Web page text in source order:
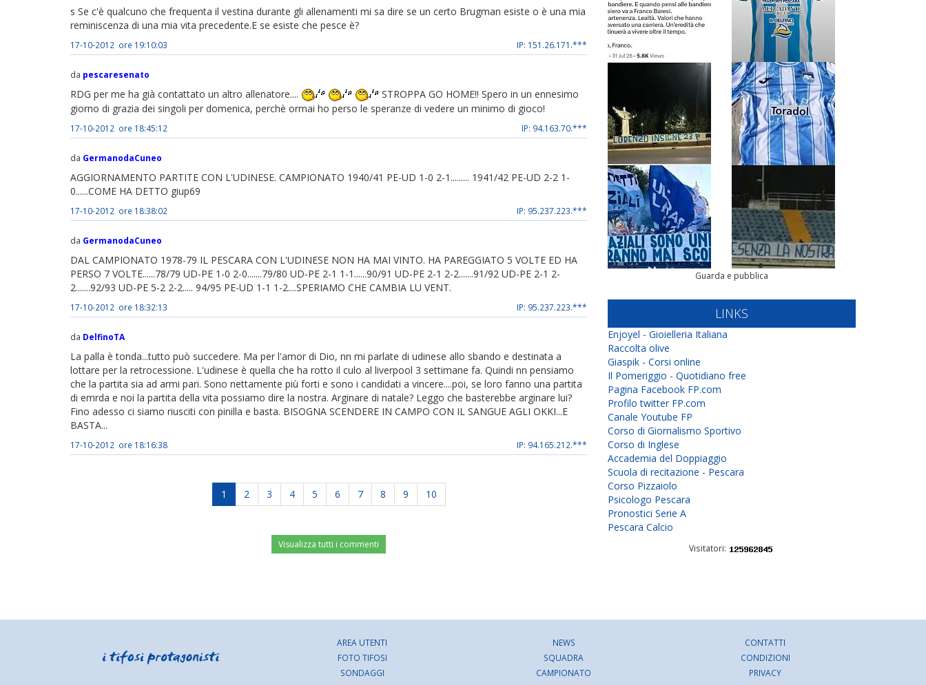
s Se c'è qualcuno che frequenta il vestina durante gli allenamenti mi sa dire se un certo Brugman esiste o è una mia
reminiscenza di una mia vita precedente.E se esiste che pesce è?
17-10-2012 ore 19:10:03 IP: 151.26.171.***
da pescaresenato
RDG per me ha già contattato un altro allenatore....
STROPPA GO HOME!! Spero in un ennesimo
giorno di grazia dei singoli per domenica, perchè ormai ho perso le speranze di vedere un minimo di gioco!
17-10-2012 ore 18:45:12 IP: 94.163.70.***
da GermanodaCuneo
AGGIORNAMENTO PARTITE CON L'UDINESE. CAMPIONATO 1940/41 PE-UD 1-0 2-1......... 1941/42 PE-UD 2-2 1-
0......COME HA DETTO giup69
17-10-2012 ore 18:38:02 IP: 95.237.223.***
da GermanodaCuneo
DAL CAMPIONATO 1978-79 IL PESCARA CON L'UDINESE NON HA MAI VINTO. HA PAREGGIATO 5 VOLTE ED HA
PERSO 7 VOLTE......78/79 UD-PE 1-0 2-0.......79/80 UD-PE 2-1 1-1......90/91 UD-PE 2-1 2-2.......91/92 UD-PE 2-1 2-
2.......92/93 UD-PE 5-2 2-2..... 94/95 PE-UD 1-1 1-2....SPERIAMO CHE CAMBIA LU VENT.
17-10-2012 ore 18:32:13 IP: 95.237.223.***
da DelfinoTA
La palla è tonda...tutto può succedere. Ma per l'amor di Dio, nn mi parlate di udinese allo sbando e destinata a
lottare per la retrocessione. L'udinese è quella che ha rotto il culo al liverpool 3 settimane fa. Quindi nn pensiamo
che la partita sia ad armi pari. Sono nettamente più forti e sono i candidati a vincere....poi, se loro fanno una partita
di emrda e noi la partita della vita possiamo dire la nostra. Arginare di natale? Leggo che basterebbe arginare lui?
Fino adesso ci siamo riusciti con pinilla e basta. BISOGNA SCENDERE IN CAMPO CON IL SANGUE AGLI OKKI...E
BASTA...
17-10-2012 ore 18:16:38 IP: 94.165.212.***
1 2 3 4 5 6 7 8 9 10
Visualizza tutti i commenti
Guarda e pubblica
LINKS
Enjoyel - Gioielleria Italiana
Raccolta olive
Giaspik - Corsi online
Il Pomeriggio - Quotidiano free
Pagina Facebook FP.com
Profilo twitter FP.com
Canale Youtube FP
Corso di Giornalismo Sportivo
Corso di Inglese
Accademia del Doppiaggio
Scuola di recitazione - Pescara
Corso Pizzaiolo
Psicologo Pescara
Pronostici Serie A
Pescara Calcio
Visitatori:
AREA UTENTI
FOTO TIFOSI
SONDAGGI
NEWS
SQUADRA
CAMPIONATO
CONTATTI
CONDIZIONI
PRIVACY